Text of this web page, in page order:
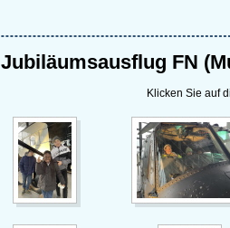
Jubiläumsausflug FN
Klicken Sie auf